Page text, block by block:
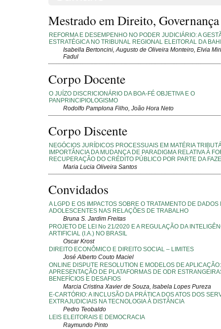
Mestrado em Direito,
REFORMA E DESEMPENHO NO PODER JUDICIÁRIO: A
ESTRATÉGICA NO TRIBUNAL REGIONAL ELEITORAL DA
Isabella Bertoncini, Augusto de Oliveira Monteiro, Elvia
Fadul
Corpo Docente
O JUÍZO DISCRICIONÁRIO DA BOA-FÉ OBJETIVA E O
PANPRINCIPIOLOGISMO
Rodolfo Pamplona Filho, João Hora Neto
Corpo Discente
NEGÓCIOS JURÍDICOS PROCESSUAIS EM MATÉRIA
IMPORTÂNCIA DA MUDANÇA DE PARADIGMA RELATIVA À
RECUPERAÇÃO DO CRÉDITO PÚBLICO POR PARTE DA
Maria Lucia Oliveira Santos
Convidados
A LGPD E OS IMPACTOS SOBRE O TRATAMENTO DE DADOS
ADOLESCENTES NAS RELAÇÕES DE TRABALHO
Bruna S. Jardim Freitas
PROJETO DE LEI No 21/2020 E A REGULAÇÃO DA
ARTIFICIAL (I.A.) NO BRASIL
Oscar Krost
DIREITO ECONÔMICO E DIREITO SOCIAL – LIMITES
José Alberto Couto Maciel
ONLINE DISPUTE RESOLUTION E MODELOS DE
APRESENTAÇÃO DE PLATAFORMAS DE ODR
BENEFÍCIOS E DESAFIOS
Marcia Cristina Xavier de Souza, Isabela Lopes Pureza
E-CARTÓRIO: A INCLUSÃO DA PRÁTICA DOS ATOS DOS
EXTRAJUDICIAIS NA TECNOLOGIA À DISTÂNCIA
Pedro Teobaldo
LEIS ELEITORAIS E DEMOCRACIA
Raymundo Pinto